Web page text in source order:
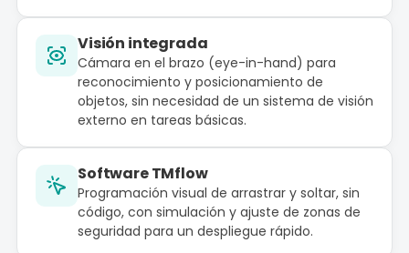
Visión integrada
Cámara en el brazo (eye-in-hand) para
reconocimiento y posicionamiento de
objetos, sin necesidad de un sistema de visión
externo en tareas básicas.
Software TMflow
Programación visual de arrastrar y soltar, sin
código, con simulación y ajuste de zonas de
seguridad para un despliegue rápido.